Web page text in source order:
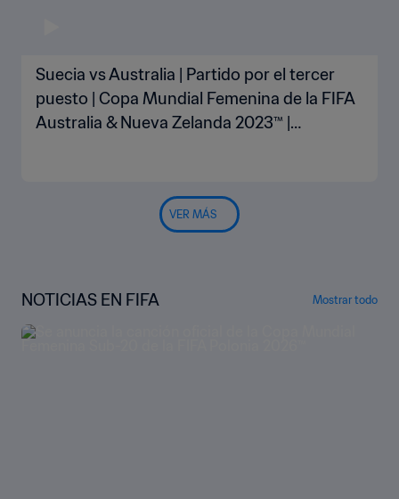
Suecia vs Australia | Partido por el tercer
puesto | Copa Mundial Femenina de la FIFA
Australia & Nueva Zelanda 2023™ |
VER MÁS
NOTICIAS EN FIFA Mostrar todo